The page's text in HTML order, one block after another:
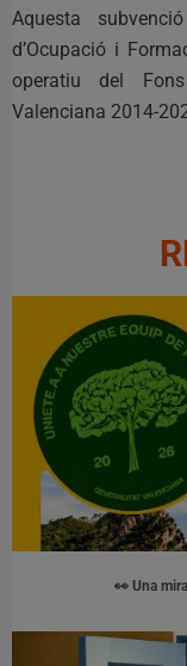
Aquesta
d’Ocupació i
operatiu del
Valenciana 2014-
👀 Una